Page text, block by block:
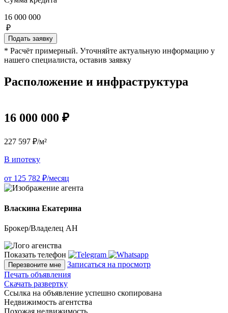
16 000 000
₽
Подать заявку
* Расчёт примерный. Уточняйте актуальную информацию у
нашего специалиста, оставив заявку
Расположение и инфраструктура
16 000 000 ₽
227 597 ₽/м²
В ипотеку
от 125 782 ₽/месяц
Власкина Екатерина
Брокер/Владелец АН
Показать телефон
Перезвоните мне
Записаться на просмотр
Печать объявления
Скачать развертку
Ссылка на объявление успешно скопирована
Недвижимость агентства
Похожая недвижимость